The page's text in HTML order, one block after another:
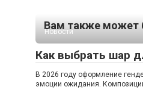
Вам также может
Новости
Как выбрать шар
В 2026 году оформление
эмоции ожидания.